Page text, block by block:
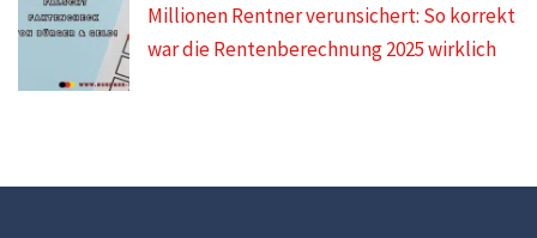
Millionen Rentner verunsichert: So korrekt
war die Rentenberechnung 2025 wirklich